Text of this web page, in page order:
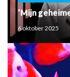
‘Mijn
6 oktober 2025